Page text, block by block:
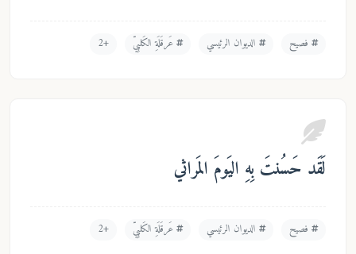
الديوان الرئيسي عَرقَلَةِ الكَلبِيّ +2
حَسُنتَ بِهِ اليَومَ المَراثي
الديوان الرئيسي عَرقَلَةِ الكَلبِيّ +2